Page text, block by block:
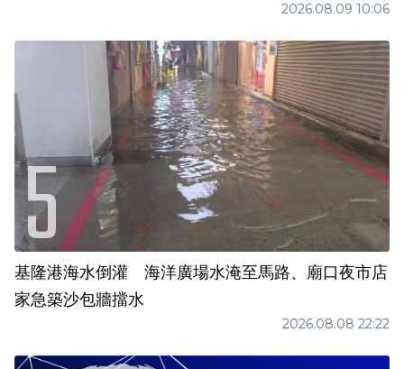
2026.08.09 10:06
基隆港海水倒灌 海洋廣場水淹至馬路、廟口夜市店
家急築沙包牆擋水
2026.08.08 22:22